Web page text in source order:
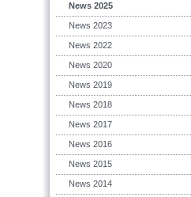
News 2025
News 2023
News 2022
News 2020
News 2019
News 2018
News 2017
News 2016
News 2015
News 2014